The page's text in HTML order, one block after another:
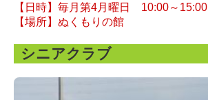
【日時】毎月第4月曜日 10:00～15:00
【場所】ぬくもりの館
シニアクラブ